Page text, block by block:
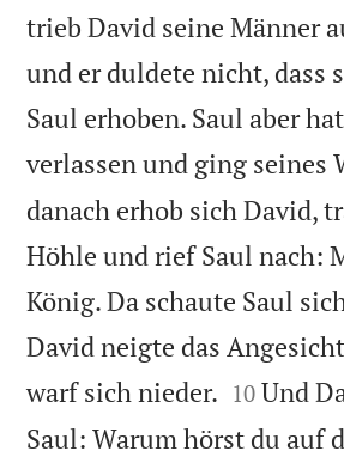
trieb David seine Männer
und er duldete nicht, dass
Saul erhoben. Saul aber
verlassen und ging seines
danach erhob sich David,
Höhle und rief Saul nach:
König. Da schaute Saul
David neigte das
warf sich nieder. 

10 Und
Saul: Warum hörst du auf